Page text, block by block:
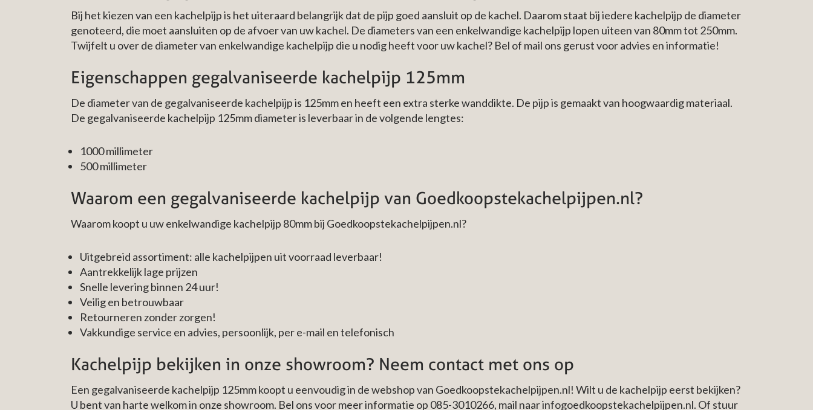
Bij het kiezen van een kachelpijp is het uiteraard belangrijk dat de pijp goed aansluit op de kachel. Daarom staat bij iedere kachelpijp de diameter
genoteerd, die moet aansluiten op de afvoer van uw kachel. De diameters van een enkelwandige kachelpijp lopen uiteen van 80mm tot 250mm.
Twijfelt u over de diameter van enkelwandige kachelpijp die u nodig heeft voor uw kachel? Bel of mail ons gerust voor advies en informatie!
Eigenschappen gegalvaniseerde kachelpijp 125mm
De diameter van de gegalvaniseerde kachelpijp is 125mm en heeft een extra sterke wanddikte. De pijp is gemaakt van hoogwaardig materiaal.
De gegalvaniseerde kachelpijp 125mm diameter is leverbaar in de volgende lengtes:
1000 millimeter
500 millimeter
Waarom een gegalvaniseerde kachelpijp van Goedkoopstekachelpijpen.nl?
Waarom koopt u uw enkelwandige kachelpijp 80mm bij Goedkoopstekachelpijpen.nl?
Uitgebreid assortiment: alle kachelpijpen uit voorraad leverbaar!
Aantrekkelijk lage prijzen
Snelle levering binnen 24 uur!
Veilig en betrouwbaar
Retourneren zonder zorgen!
Vakkundige service en advies, persoonlijk, per e-mail en telefonisch
Kachelpijp bekijken in onze showroom? Neem contact met ons op
Een gegalvaniseerde kachelpijp 125mm koopt u eenvoudig in de webshop van Goedkoopstekachelpijpen.nl! Wilt u de kachelpijp eerst bekijken?
U bent van harte welkom in onze showroom. Bel ons voor meer informatie op 085-3010266, mail naarinfogoedkoopstekachelpijpen.nl. Of stuur